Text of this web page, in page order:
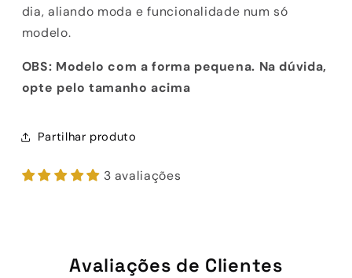
dia, aliando moda e funcionalidade num só
modelo.
OBS: Modelo com a forma pequena. Na dúvida,
opte pelo tamanho acima
Partilhar produto
3 avaliações
Avaliações de Clientes